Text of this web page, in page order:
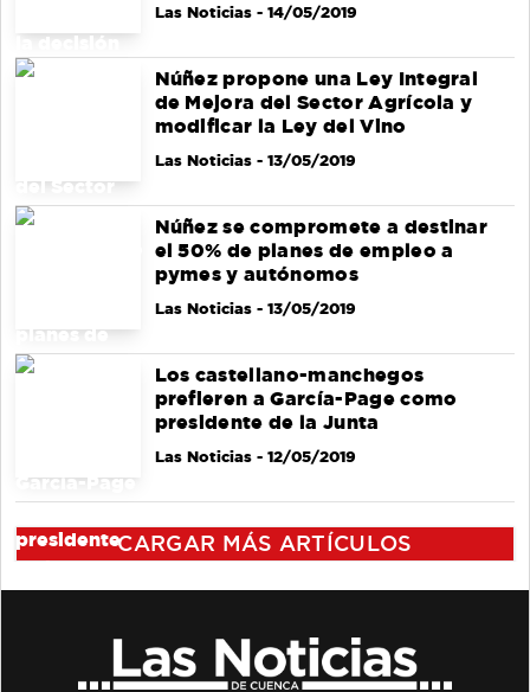
Las Noticias- 14/05/2019
Núñez propone una Ley Integral
de Mejora del Sector Agrícola y
modificar la Ley del Vino
Las Noticias- 13/05/2019
Núñez se compromete a destinar
el 50% de planes de empleo a
pymes y autónomos
Las Noticias- 13/05/2019
Los castellano-manchegos
prefieren a García-Page como
presidente de la Junta
Las Noticias- 12/05/2019
CARGAR MÁS ARTÍCULOS